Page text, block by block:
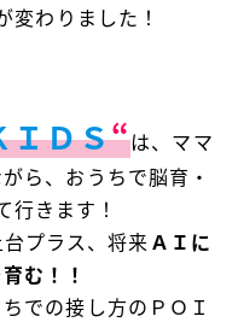
変わりました！
ＩＤＳ“は、ママ
ら、おうちで脳育・
行きます！
プラス、将来 ＡＩに
む！！
での接し方のＰＯＩ